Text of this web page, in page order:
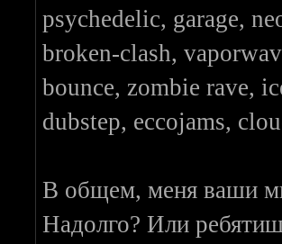
psychedelic, garage,
broken-clash,
bounce, zombie rave,
dubstep, eccojams,
В общем, меня ваши
Надолго? Или